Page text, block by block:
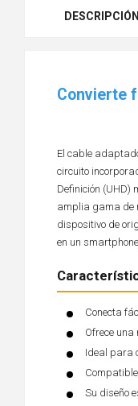
DESCRIPCIÓN
Convierte
El cable
circuito
Definición (UHD)
amplia gama de
dispositivo de
en un
Conecta
Ofrece
Ideal para
Su diseño